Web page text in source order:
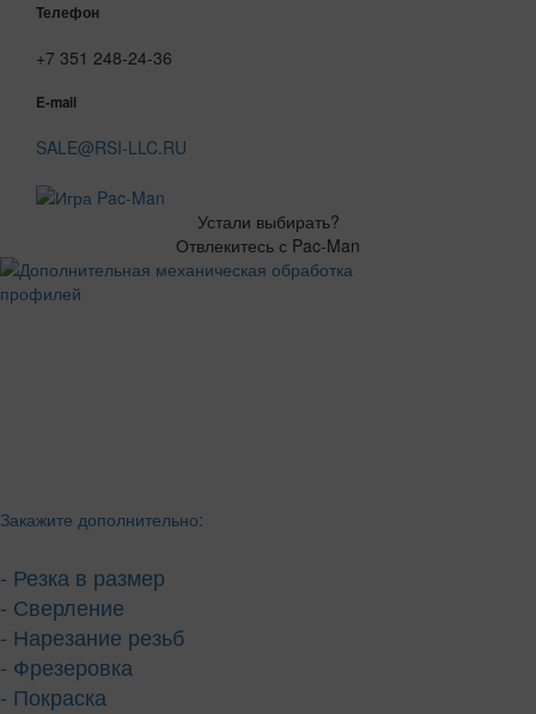
Телефон
+7 351 248-24-36
E-mail
SALE@RSI-LLC.RU
Устали выбирать?
Отвлекитесь с Pac-Man
Закажите дополнительно:
- Резка в размер
- Сверление
- Нарезание резьб
- Фрезеровка
- Покраска